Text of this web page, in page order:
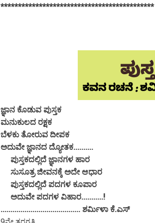
ಜ್ಞಾನ ಕೊಡುವ ಪುಸ್ತಕ
ಮನುಕುಲದ ರಕ್ಷಕ
ಬೆಳಕು ತೋರುವ ದೀಪಕ
ಅದುವೇ ಜ್ಞಾನದ ದ್ಯೋತಕ..........
ಪುಸ್ತಕದಲ್ಲಿದೆ ಜ್ಞಾನಗಳ ಹಾರ
ಸುಸೂತ್ರ ಜೀವನಕ್ಕೆ ಅದೇ ಆಧಾರ
ಪುಸ್ತಕದಲ್ಲಿದೆ ಪದಗಳ ಕೂಪಾರ
ಅದುವೇ ಪದಗಳ ವಿಹಾರ...........!
........................................ ಶರ್ಮಿಳಾ ಕೆ.ಎಸ್